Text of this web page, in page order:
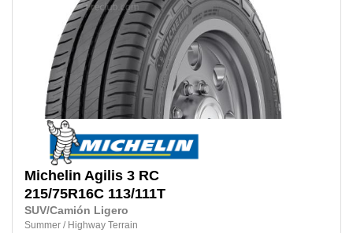
Michelin Agilis 3 RC
215/75R16C 113/111T
SUV/Camión Ligero
Summer / Highway Terrain